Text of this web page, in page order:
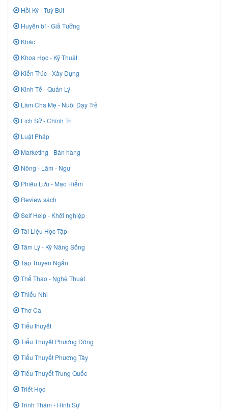
Hồi Ký - Tuỳ Bút
Huyền bí - Giả Tưởng
Khác
Khoa Học - Kỹ Thuật
Kiến Trúc - Xây Dựng
Kinh Tế - Quản Lý
Làm Cha Mẹ - Nuôi Dạy Trẻ
Lịch Sử - Chính Trị
Luật Pháp
Marketing - Bán hàng
Nông - Lâm - Ngư
Phiêu Lưu - Mạo Hiểm
Review sách
Self Help - Khởi nghiệp
Tài Liệu Học Tập
Tâm Lý - Kỹ Năng Sống
Tập Truyện Ngắn
Thể Thao - Nghệ Thuật
Thiếu Nhi
Thơ Ca
Tiểu thuyết
Tiểu Thuyết Phương Đông
Tiểu Thuyết Phương Tây
Tiểu Thuyết Trung Quốc
Triết Học
Trinh Thám - Hình Sự